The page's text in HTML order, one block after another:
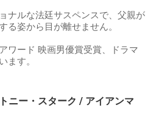
ナルな法廷サスペンスで、父親が
る姿から目が離せません。
ワード 映画男優賞受賞、ドラマ
ます。
ニー・スターク / アイアンマ